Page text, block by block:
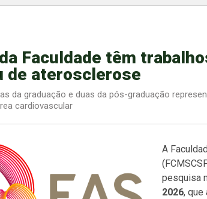
Faculdade têm
de aterosclerose
da graduação e duas da pós-graduação
cardiovascular
A
pesquisa
2026, que